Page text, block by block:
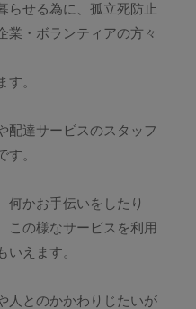
らせる為に、孤立死防止
業・ボランティアの方々
す。
配達サービスのスタッフ
す。
何かお手伝いをしたり
この様なサービスを利用
いえます。
人とのかかわりじたいが